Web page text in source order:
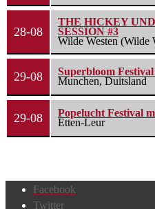
28-08
THE HICKEY
SESSION #3
Wilde Westen (Wilde
29-08
Superbloom
Munchen, Duitsland
29-08
Popelucht Festival
Etten-Leur
Facebook
Twitter